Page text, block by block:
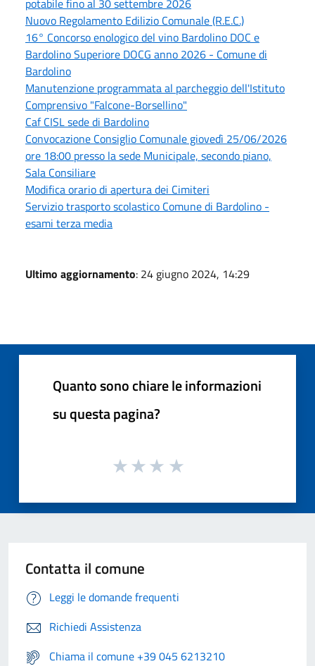
Nuovo Regolamento Edilizio Comunale (R.E.C.)
16° Concorso enologico del vino Bardolino DOC e
Bardolino Superiore DOCG anno 2026 - Comune di
Bardolino
Manutenzione programmata al parcheggio dell'Istituto
Comprensivo "Falcone-Borsellino"
Caf CISL sede di Bardolino
Convocazione Consiglio Comunale giovedì 25/06/2026
ore 18:00 presso la sede Municipale, secondo piano,
Sala Consiliare
Modifica orario di apertura dei Cimiteri
Servizio trasporto scolastico Comune di Bardolino -
esami terza media
Ultimo aggiornamento: 24 giugno 2024, 14:29
Quanto sono chiare le informazioni
su questa pagina?
Contatta il comune
Leggi le domande frequenti
Richiedi Assistenza
Chiama il comune +39 045 6213210